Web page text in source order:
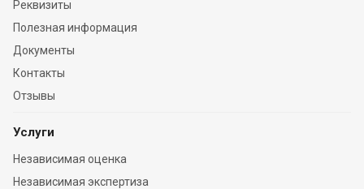
Реквизиты
Полезная информация
Документы
Контакты
Отзывы
Услуги
Независимая оценка
Независимая экспертиза